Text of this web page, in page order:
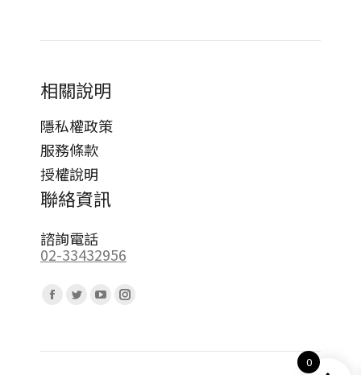
相關說明
隱私權政策
服務條款
授權說明
聯絡資訊
諮詢電話
02-33432956
Facebook
opens
Twitter
opens
YouTube
opens
Instagram
opens
0